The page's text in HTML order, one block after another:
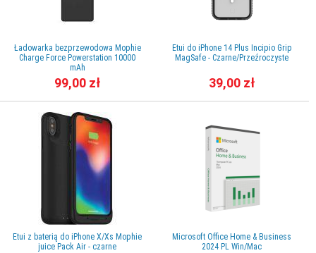
Ładowarka bezprzewodowa Mophie
Charge Force Powerstation 10000
mAh
99,00 zł
Etui z baterią do iPhone X/Xs Mophie
juice Pack Air - czarne
Etui do iPhone 14 Plus Incipio Grip
MagSafe - Czarne/Przeźroczyste
39,00 zł
Microsoft Office Home & Business
2024 PL Win/Mac